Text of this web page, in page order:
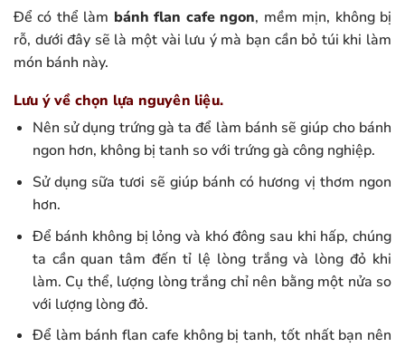
Để có thể làm bánh flan cafe ngon, mềm mịn, không bị
rỗ, dưới đây sẽ là một vài lưu ý mà bạn cần bỏ túi khi làm
món bánh này.
Lưu ý về chọn lựa nguyên liệu.
Nên sử dụng trứng gà ta để làm bánh sẽ giúp cho bánh
ngon hơn, không bị tanh so với trứng gà công nghiệp.
Sử dụng sữa tươi sẽ giúp bánh có hương vị thơm ngon
hơn.
Để bánh không bị lỏng và khó đông sau khi hấp, chúng
ta cần quan tâm đến tỉ lệ lòng trắng và lòng đỏ khi
làm. Cụ thể, lượng lòng trắng chỉ nên bằng một nửa so
với lượng lòng đỏ.
Để làm bánh flan cafe không bị tanh, tốt nhất bạn nên